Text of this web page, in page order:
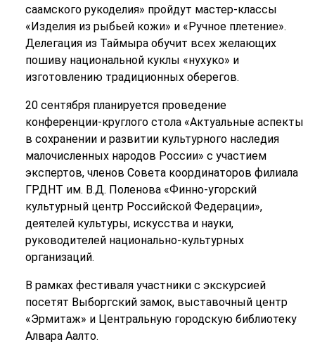
саамского рукоделия» пройдут мастер-классы
«Изделия из рыбьей кожи» и «Ручное плетение».
Делегация из Таймыра обучит всех желающих
пошиву национальной куклы «нухуко» и
изготовлению традиционных оберегов.
20 сентября планируется проведение
конференции-круглого стола «Актуальные аспекты
в сохранении и развитии культурного наследия
малочисленных народов России» с участием
экспертов, членов Совета координаторов филиала
ГРДНТ им. В.Д. Поленова «Финно-угорский
культурный центр Российской Федерации»,
деятелей культуры, искусства и науки,
руководителей национально-культурных
организаций.
В рамках фестиваля участники с экскурсией
посетят Выборгский замок, выставочный центр
«Эрмитаж» и Центральную городскую библиотеку
Алвара Аалто.